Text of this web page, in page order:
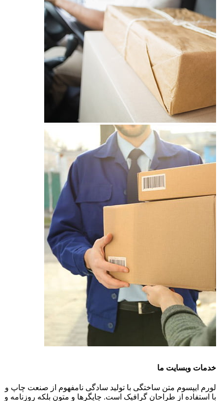
خدمات وبسایت ما
لورم ایپسوم متن ساختگی با تولید سادگی نامفهوم از صنعت چاپ و
با استفاده از طراحان گرافیک است. چاپگرها و متون بلکه روزنامه و